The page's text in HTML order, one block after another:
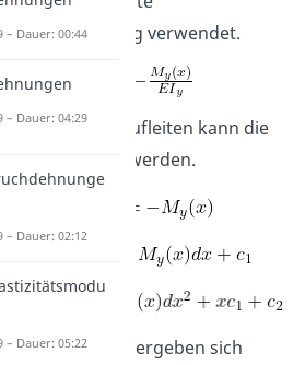
verwendet.
zweifaches Aufleiten kann die
ermittelt werden.
das Aufleiten ergeben sich
– Dauer: 00:44
– Dauer: 04:29
– Dauer: 02:12
– Dauer: 05:22